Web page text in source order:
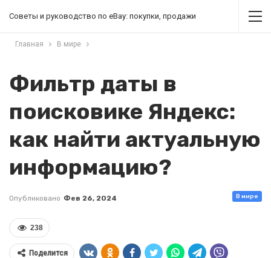
Советы и руководство по eBay: покупки, продажи
Главная В мире
Фильтр даты в
поисковике Яндекс:
как найти актуальную
информацию?
В мире
Опубликовано Фев 26, 2024
238
Поделится